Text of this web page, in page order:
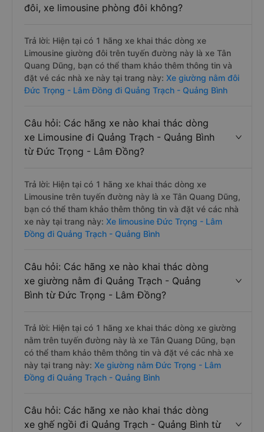
đôi, xe limousine phòng đôi không?
Trả lời: Hiện tại có 1 hãng xe khai thác dòng xe
Limousine giường đôi trên tuyến đường này là xe Tân
Quang Dũng, bạn có thể tham khảo thêm thông tin và
đặt vé các nhà xe này tại trang này: Xe giường nằm đôi
Đức Trọng - Lâm Đồng đi Quảng Trạch - Quảng Bình
Câu hỏi: Các hãng xe nào khai thác dòng
xe Limousine đi Quảng Trạch - Quảng Bình
từ Đức Trọng - Lâm Đồng?
Trả lời: Hiện tại có 1 hãng xe khai thác dòng xe
Limousine trên tuyến đường này là xe Tân Quang Dũng,
bạn có thể tham khảo thêm thông tin và đặt vé các nhà
xe này tại trang này: Xe limousine Đức Trọng - Lâm
Đồng đi Quảng Trạch - Quảng Bình
Câu hỏi: Các hãng xe nào khai thác dòng
xe giường nằm đi Quảng Trạch - Quảng
Bình từ Đức Trọng - Lâm Đồng?
Trả lời: Hiện tại có 1 hãng xe khai thác dòng xe giường
nằm trên tuyến đường này là xe Tân Quang Dũng, bạn
có thể tham khảo thêm thông tin và đặt vé các nhà xe
này tại trang này: Xe giường nằm Đức Trọng - Lâm
Đồng đi Quảng Trạch - Quảng Bình
Câu hỏi: Các hãng xe nào khai thác dòng
xe ghế ngồi đi Quảng Trạch - Quảng Bình từ